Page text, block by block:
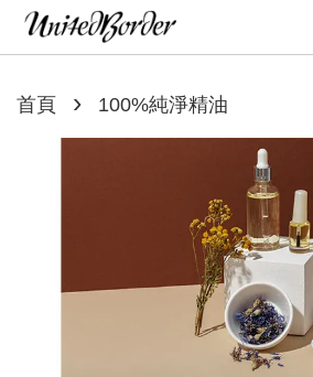
首頁 › 100%純淨精油